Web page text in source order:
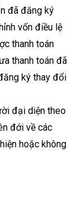
đã đăng ký
vốn điều lệ
thanh toán
thanh toán đã
ký thay đổi
đại diện theo
đới về các
hoặc không